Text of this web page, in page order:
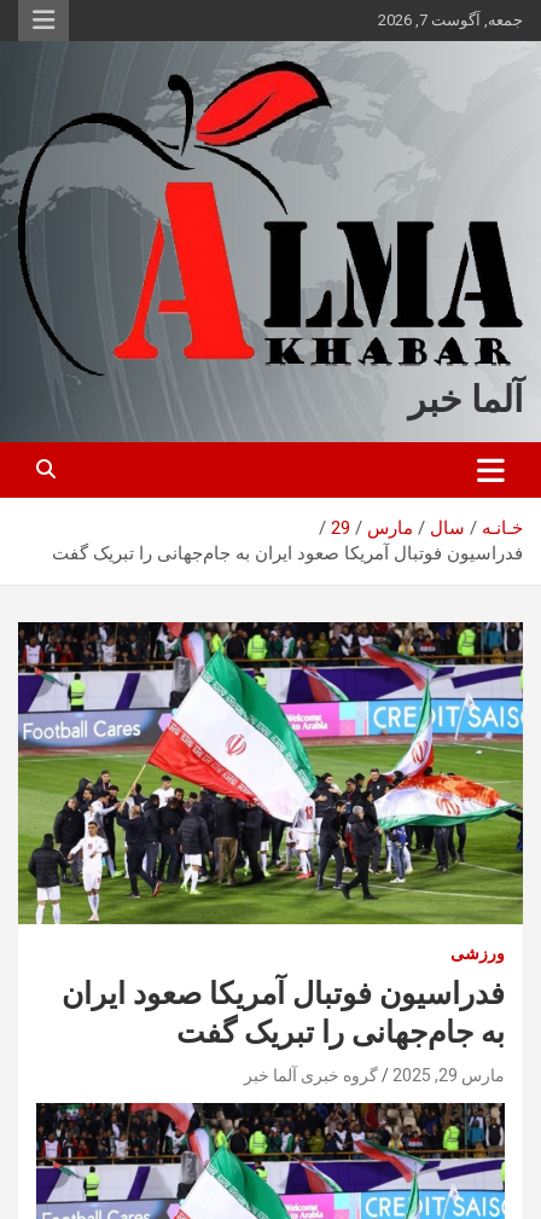
محتوا
جمعه, آگوست 7, 2026
آلما خبر
خـانـه سال مارس
29
فدراسیون فوتبال آمریکا صعود ایران به جام‌جهانی را تبریک گفت
ورزشی
فدراسیون فوتبال آمریکا صعود ایران
به جام‌جهانی را تبریک گفت
مارس 29, 2025 گروه خبری آلما خبر